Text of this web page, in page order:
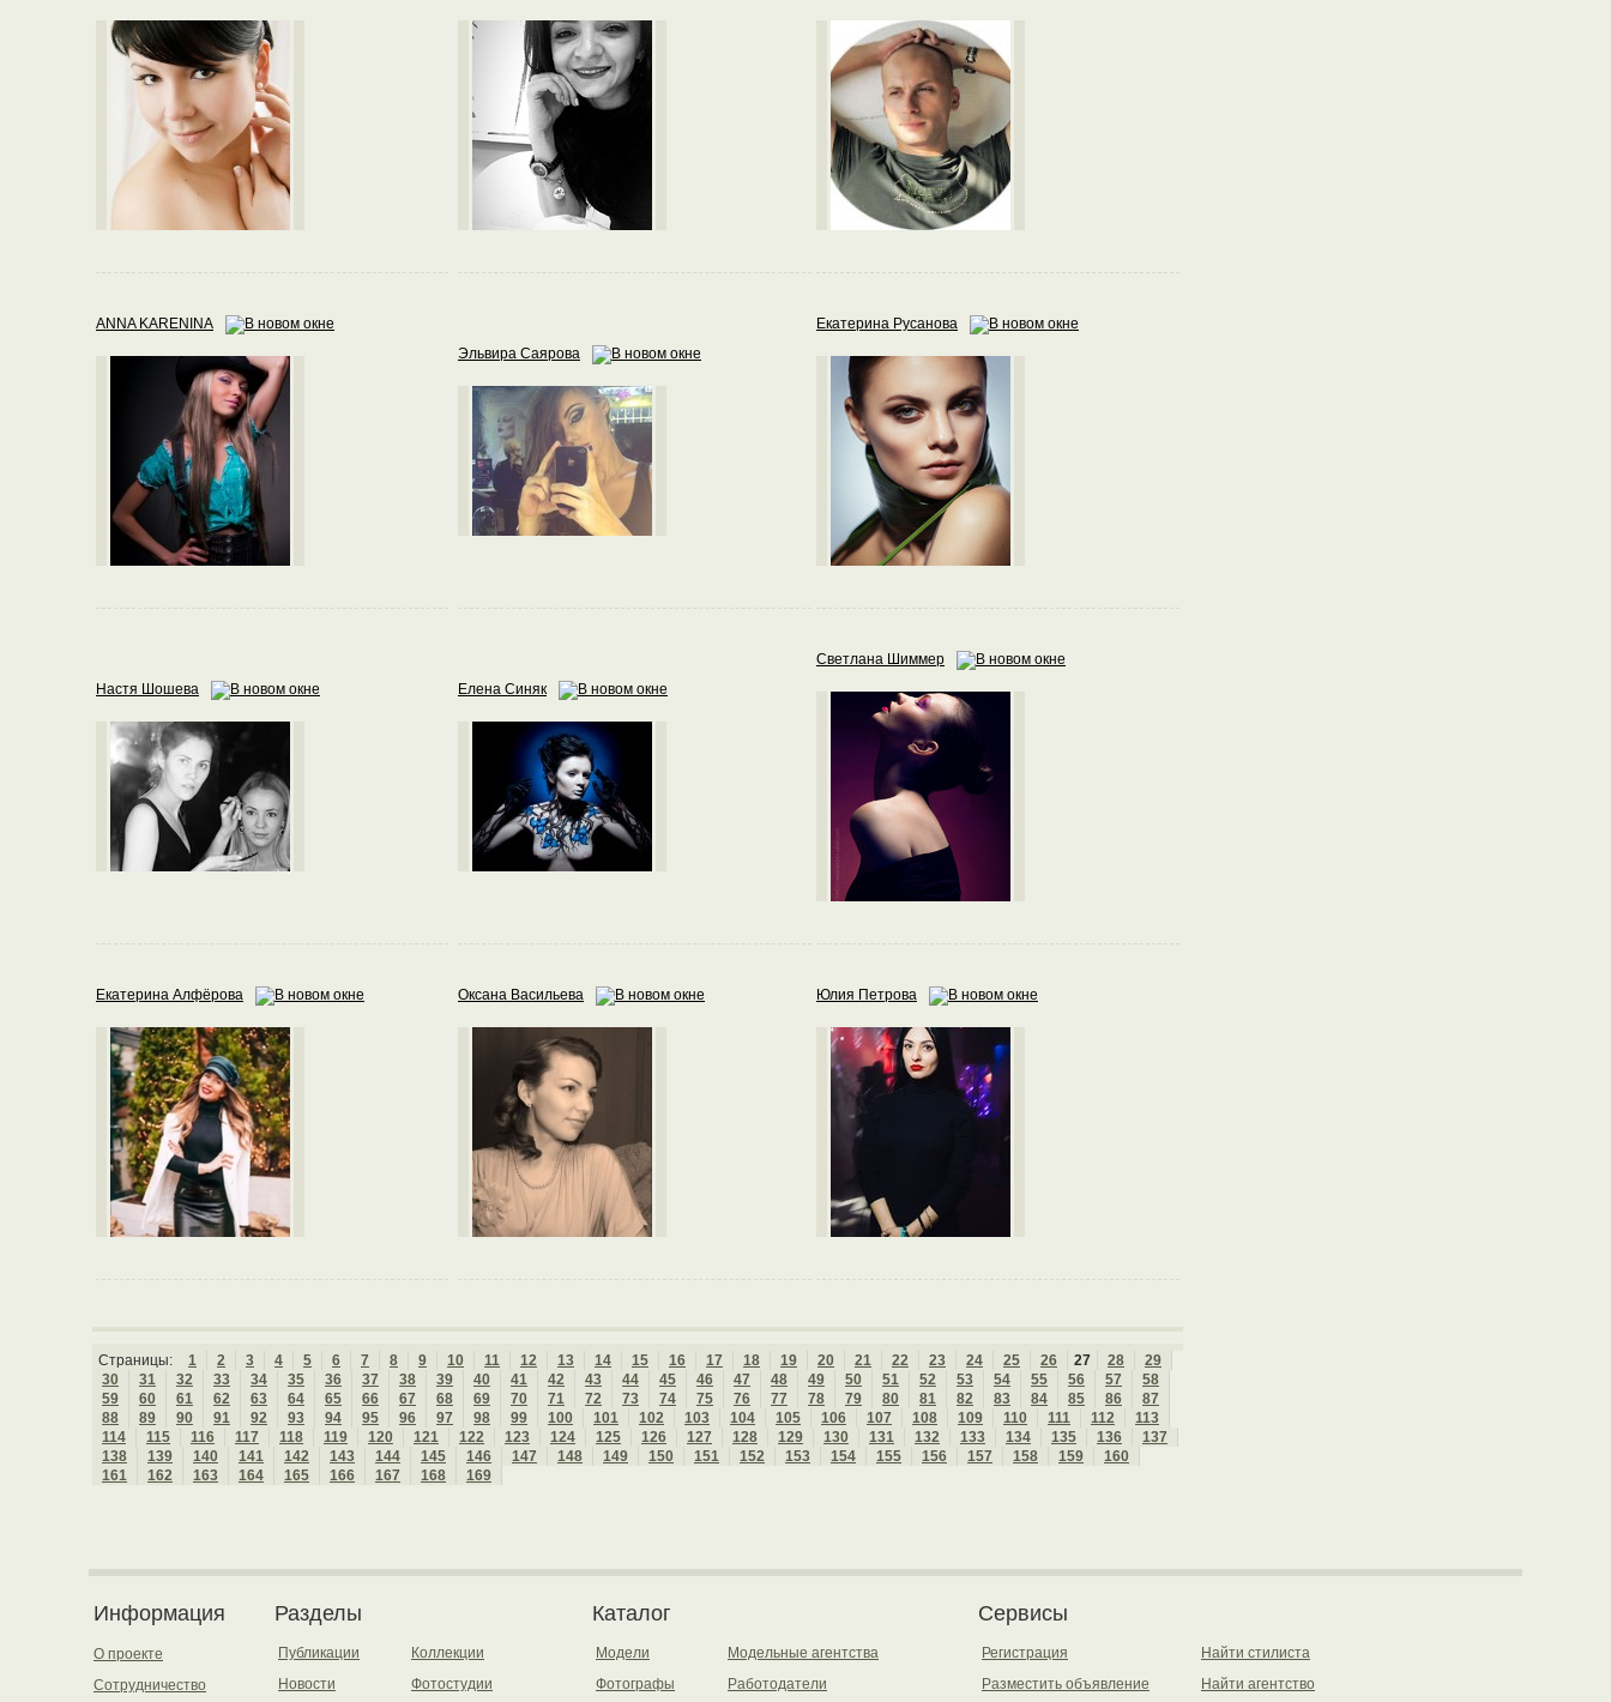
ANNA KARENINA
Эльвира Саярова
Екатерина Русанова
Настя Шошева Елена Синяк
Светлана Шиммер
Екатерина Алфёрова Оксана Васильева Юлия Петрова
Страницы: 1 2 3 4 5 6 7 8 9 10 11 12 13 14 15 16 17 18 19 20 21 22 23 24 25 26 27 28
29
30
31 32 33 34 35 36 37 38 39 40 41 42 43 44 45 46 47 48 49 50 51 52 53 54 55 56 57
58
59
60 61 62 63 64 65 66 67 68 69 70 71 72 73 74 75 76 77 78 79 80 81 82 83 84 85 86
87
88
89 90 91 92 93 94 95 96 97 98 99 100 101 102 103 104 105 106 107 108 109 110 111 112
113
114
115 116 117 118 119 120 121 122 123 124 125 126 127 128 129 130 131 132 133 134 135 136
137
138
139 140 141 142 143 144 145 146 147 148 149 150 151 152 153 154 155 156 157 158 159
160
161
162 163 164 165 166 167 168 169
Информация
О проекте
Сотрудничество
Разделы
Публикации
Новости
Коллекции
Фотостудии
Каталог
Модели
Фотографы
Модельные агентства
Работодатели
Сервисы
Регистрация
Разместить объявление
Найти стилиста
Найти агентство